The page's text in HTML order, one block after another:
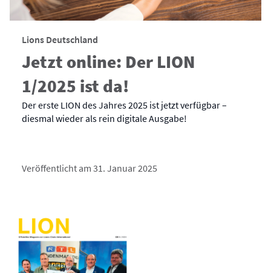
Lions Deutschland
Jetzt online: Der LION
1/2025 ist da!
Der erste LION des Jahres 2025 ist jetzt verfügbar –
diesmal wieder als rein digitale Ausgabe!
Veröffentlicht am 31. Januar 2025